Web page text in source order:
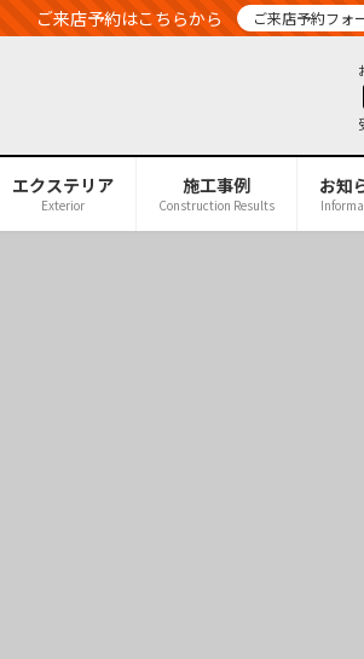
ご来店予約はこちらから ご来店予約フォ
エクステリア
Exterior
施工事例
Construction Results
お知